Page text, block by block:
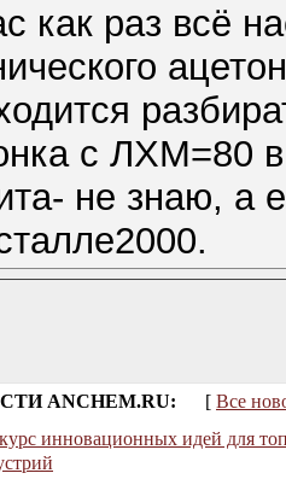
как раз всё
с ЛХМ=80
не знаю, а
ANCHEM.RU: [ Все
инновационных идей для